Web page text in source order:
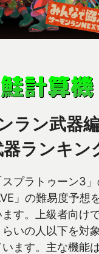
ラン武器
器ランキン
プラトゥーン3
」の難易度予想
す。上級者向け
らいの人以下を対
ます。主な機能